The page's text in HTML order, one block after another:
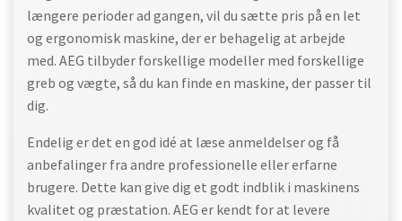
længere perioder ad gangen, vil du sætte pris på en let
og ergonomisk maskine, der er behagelig at arbejde
med. AEG tilbyder forskellige modeller med forskellige
greb og vægte, så du kan finde en maskine, der passer til
dig.
Endelig er det en god idé at læse anmeldelser og få
anbefalinger fra andre professionelle eller erfarne
brugere. Dette kan give dig et godt indblik i maskinens
kvalitet og præstation. AEG er kendt for at levere